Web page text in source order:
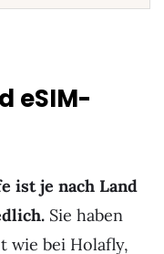
eSIM-
ist je nach Land
Sie haben
wie bei Holafly,